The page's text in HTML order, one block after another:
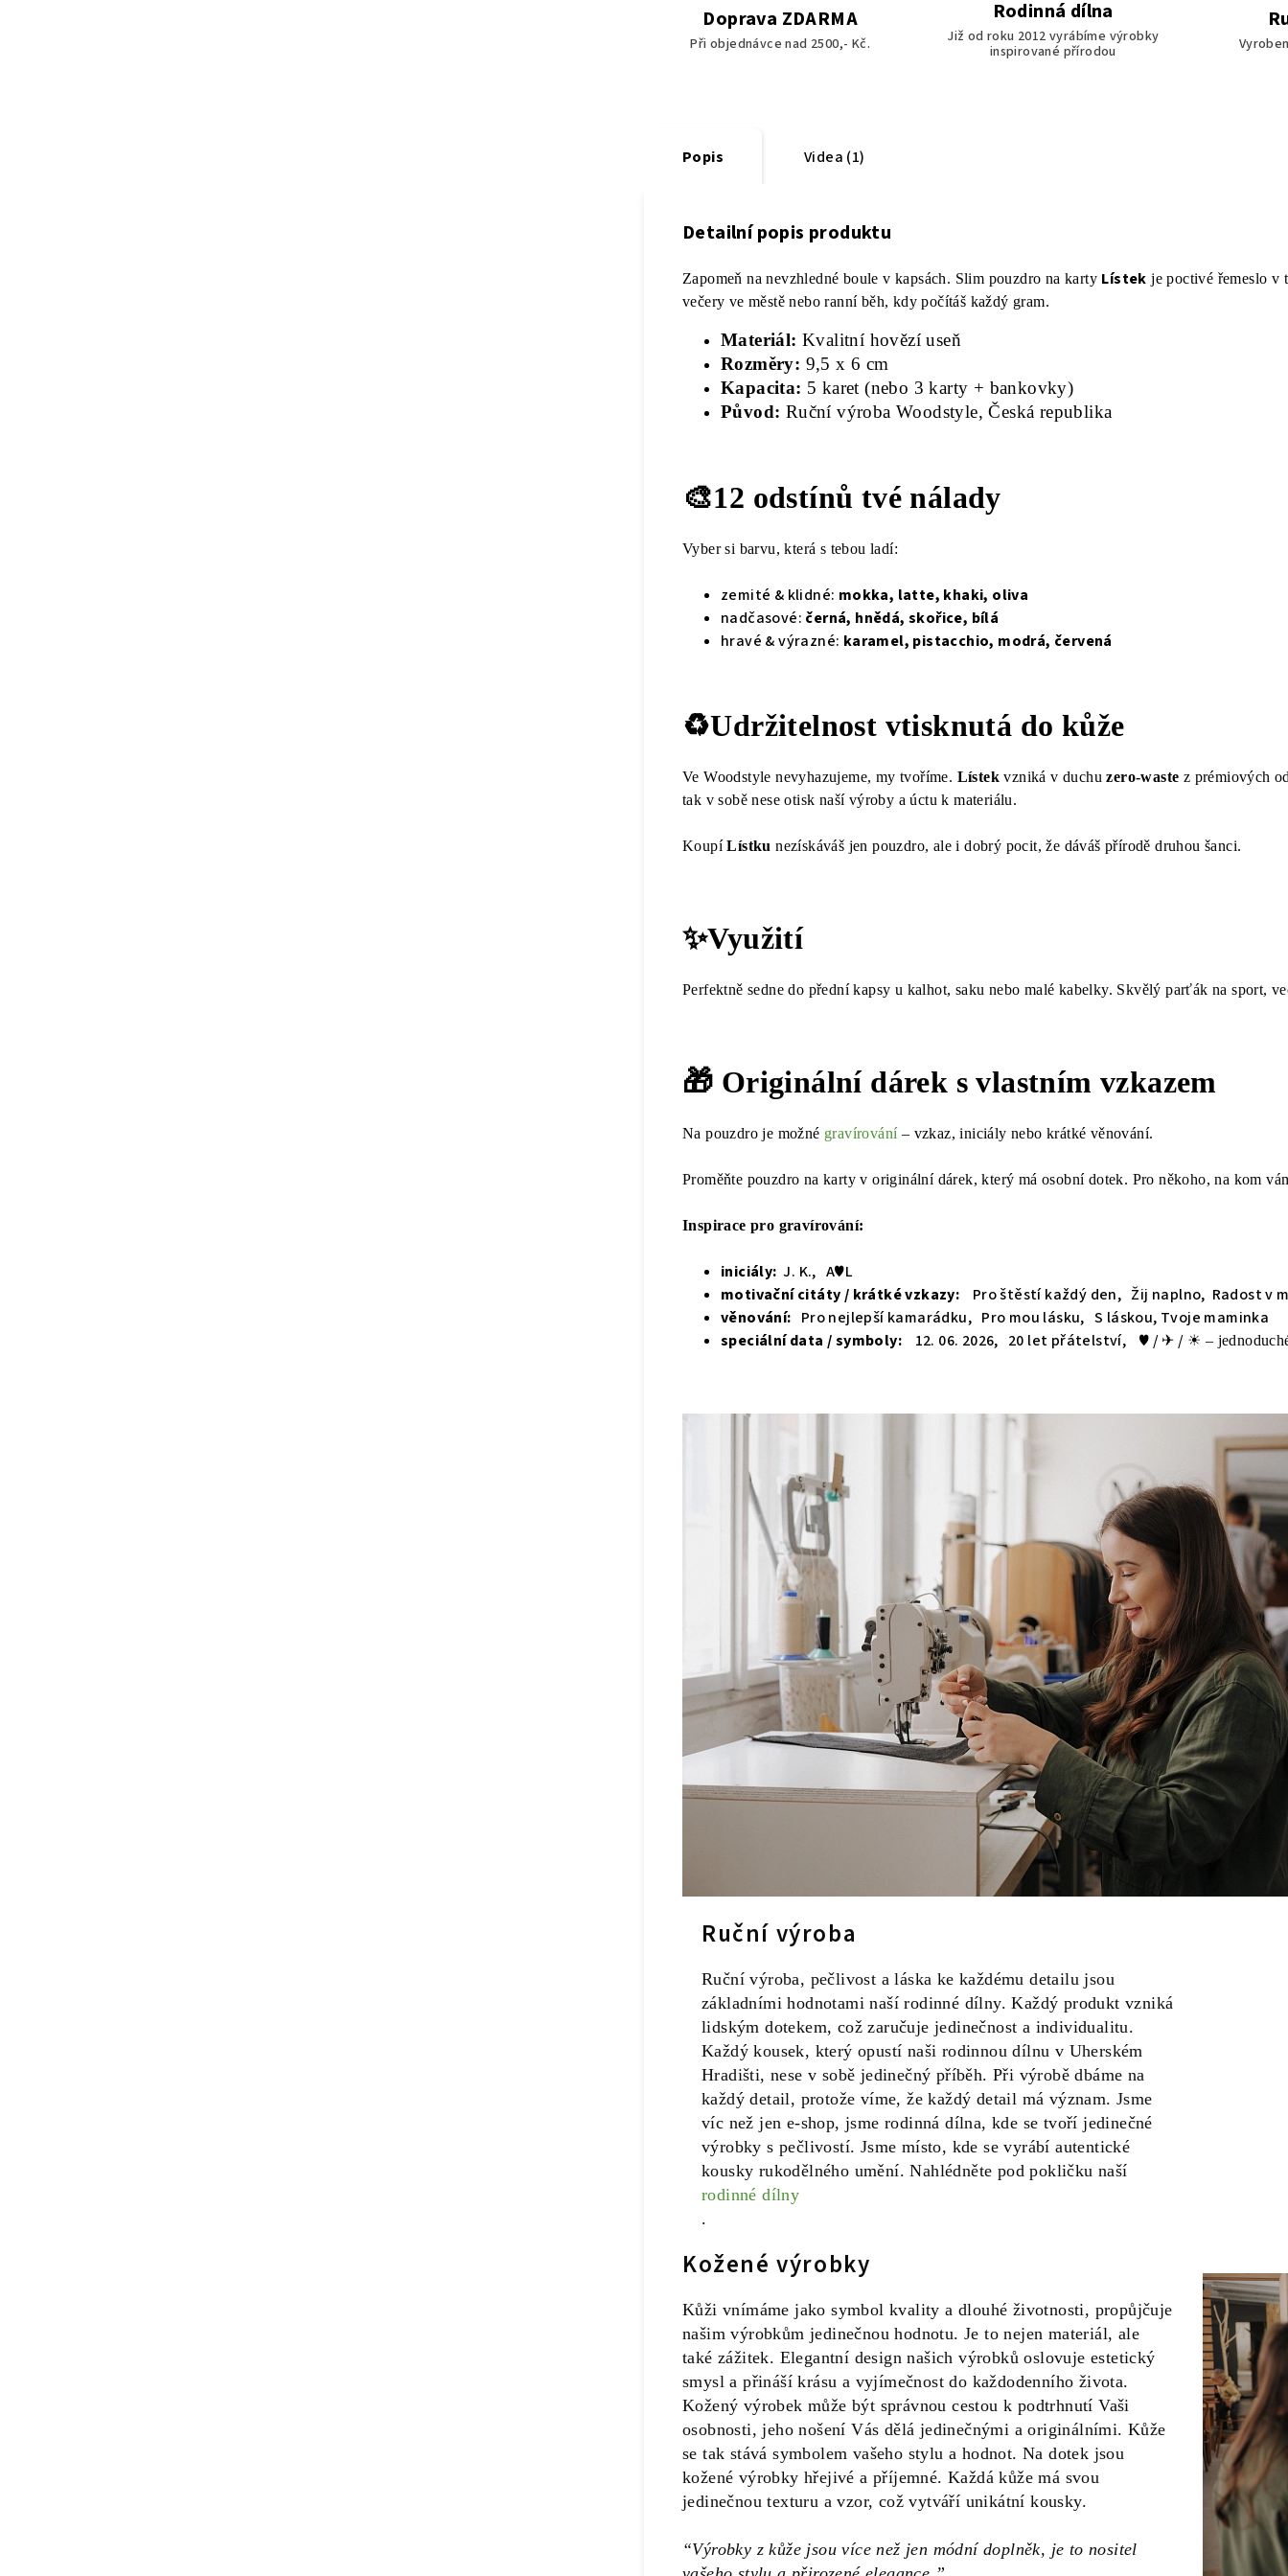
Doprava ZDARMA
Při objednávce nad 2500,- Kč.
Rodinná dílna
Již od roku 2012 vyrábíme výrobky
inspirované přírodou
Popis Videa (1)
Detailní popis produktu
Zapomeň na nevzhledné boule v kapsách. Slim pouzdro na karty Lístek je poctivé řemeslo v
večery ve městě nebo ranní běh, kdy počítáš každý gram.
Materiál: Kvalitní hovězí useň
Rozměry: 9,5 x 6 cm
Kapacita: 5 karet (nebo 3 karty + bankovky)
Původ: Ruční výroba Woodstyle, Česká republika
🎨12 odstínů tvé nálady
Vyber si barvu, která s tebou ladí:
zemité & klidné: mokka, latte, khaki, oliva
nadčasové: černá, hnědá, skořice, bílá
hravé & výrazné: karamel, pistacchio, modrá, červená
♻️Udržitelnost vtisknutá do kůže
Ve Woodstyle nevyhazujeme, my tvoříme. Lístek vzniká v duchuzero-waste z prémiových
tak v sobě nese otisk naší výroby a úctu k materiálu.
KoupíLístku nezískáváš jen pouzdro, ale i dobrý pocit, že dáváš přírodě druhou šanci.
✨Využití
Perfektně sedne do přední kapsy u kalhot, saku nebo malé kabelky. Skvělý parťák na sport,
🎁 Originální dárek s vlastním vzkazem
Na pouzdro je možné gravírování– vzkaz, iniciály nebo krátké věnování.
Proměňte pouzdro na karty v originální dárek, který má osobní dotek. Pro někoho, na kom
Inspirace pro gravírování:
iniciály:J. K., A♥L
motivační citáty / krátké vzkazy:
Pro štěstí každý den, Žij naplno, Radost v
věnování: Pro nejlepší kamarádku, Pro mou lásku, S láskou, Tvoje maminka
speciální data / symboly: 12. 06. 2026, 20 let přátelství, ♥ / ✈ / ☀ –
Ruční výroba
Ruční výroba, pečlivost a láska ke každému detailu jsou
základními hodnotami naší rodinné dílny. Každý produkt vzniká
lidským dotekem, což zaručuje jedinečnost a individualitu.
Každý kousek, který opustí naši rodinnou dílnu v Uherském
Hradišti, nese v sobě jedinečný příběh. Při výrobě dbáme na
každý detail, protože víme, že každý detail má význam. Jsme
víc než jen e-shop, jsme rodinná dílna, kde se tvoří jedinečné
výrobky s pečlivostí. Jsme místo, kde se vyrábí autentické
kousky rukodělného umění. Nahlédněte pod pokličku naší
rodinné dílny
.
Kožené výrobky
Kůži vnímáme jako symbol kvality a dlouhé životnosti, propůjčuje
našim výrobkům jedinečnou hodnotu. Je to nejen materiál, ale
také zážitek. Elegantní design našich výrobků oslovuje estetický
smysl a přináší krásu a vyjímečnost do každodenního života.
Kožený výrobek může být správnou cestou k podtrhnutí Vaši
osobnosti, jeho nošení Vás dělá jedinečnými a originálními. Kůže
se tak stává symbolem vašeho stylu a hodnot. Na dotek jsou
kožené výrobky hřejivé a příjemné. Každá kůže má svou
jedinečnou texturu a vzor, což vytváří unikátní kousky.
“Výrobky z kůže jsou více než jen módní doplněk, je to nositel